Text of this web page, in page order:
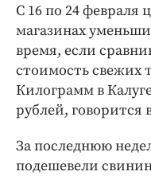
Интересное
Клиника года
Бренд года
Работодатель
С 16 по 24
магазинах
время, если
стоимость свежих
Килограмм в
рублей, говорится
За последнюю
подешевели